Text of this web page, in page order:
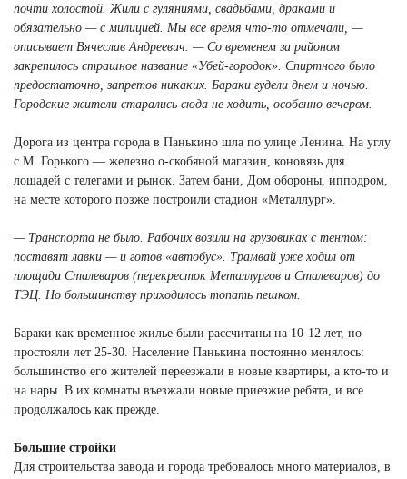
почти холостой. Жили с гуляниями, свадьбами, драками и
обязательно — с милицией. Мы все время что-то отмечали, —
описывает Вячеслав Андреевич. — Со временем за районом
закрепилось страшное название «Убей-городок». Спиртного было
предостаточно, запретов никаких. Бараки гудели днем и ночью.
Городские жители старались сюда не ходить, особенно вечером.
Дорога из центра города в Панькино шла по улице Ленина. На углу
с М. Горького — железно о-скобяной магазин, коновязь для
лошадей с телегами и рынок. Затем бани, Дом обороны, ипподром,
на месте которого позже построили стадион «Металлург».
— Транспорта не было. Рабочих возили на грузовиках с тентом:
поставят лавки — и готов «автобус». Трамвай уже ходил от
площади Сталеваров (перекресток Металлургов и Сталеваров) до
ТЭЦ. Но большинству приходилось топать пешком.
Бараки как временное жилье были рассчитаны на 10-12 лет, но
простояли лет 25-30. Население Панькина постоянно менялось:
большинство его жителей переезжали в новые квартиры, а кто-то и
на нары. В их комнаты въезжали новые приезжие ребята, и все
продолжалось как прежде.
Большие стройки
Для строительства завода и города требовалось много материалов, в